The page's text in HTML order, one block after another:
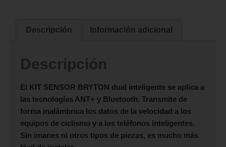
Descripción Información adicional
Descripción
El KIT SENSOR BRYTON dual inteligente se aplica a
las tecnologías ANT+ y Bluetooth. Transmite de
forma inalámbrica los datos de la velocidad a los
equipos de ciclismo y a los teléfonos inteligentes.
Sin imanes ni otros tipos de piezas, es mucho más